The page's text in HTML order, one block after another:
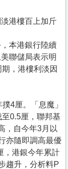
港樓百上加斤
本港銀行陸續
聯儲局表示明
，港樓利淡因
4厘。「息魔」
0.5厘，聯邦基
，自今年3月以
亦隨即調高最優
，港銀今年累計
趨升，分析料P